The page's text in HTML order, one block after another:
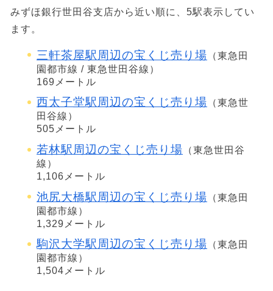
みずほ銀行世田谷支店から近い順に、5駅表示してい
ます。
三軒茶屋駅周辺の宝くじ売り場 （東急田
園都市線 / 東急世田谷線）
169メートル
西太子堂駅周辺の宝くじ売り場 （東急世
田谷線）
505メートル
若林駅周辺の宝くじ売り場 （東急世田谷
線）
1,106メートル
池尻大橋駅周辺の宝くじ売り場 （東急田
園都市線）
1,329メートル
駒沢大学駅周辺の宝くじ売り場 （東急田
園都市線）
1,504メートル